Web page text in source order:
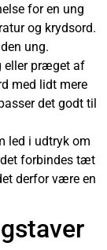
for en ung
og krydsord.
ung.
eller præget af
med lidt mere
det godt til
led i udtryk om
forbindes tæt
derfor være en